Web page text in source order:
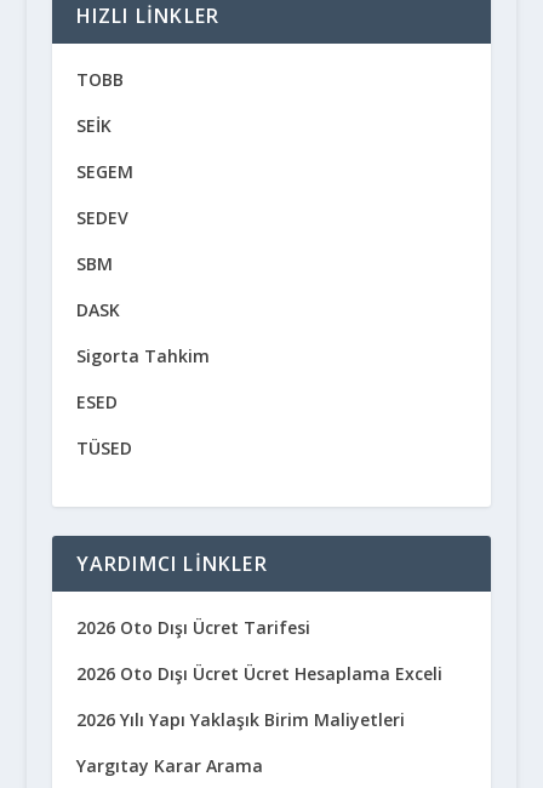
HIZLI LINKLER
TOBB
SEİK
SEGEM
SEDEV
SBM
DASK
Sigorta Tahkim
ESED
TÜSED
YARDIMCI LINKLER
2026 Oto Dışı Ücret Tarifesi
2026 Oto Dışı Ücret Ücret Hesaplama Exceli
2026 Yılı Yapı Yaklaşık Birim Maliyetleri
Yargıtay Karar Arama